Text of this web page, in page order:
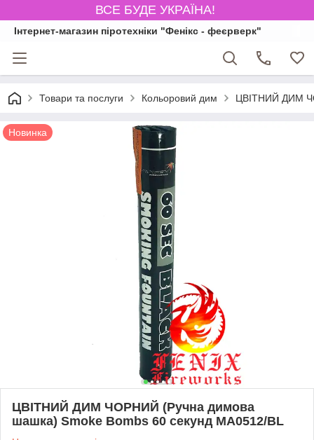
ВСЕ БУДЕ УКРАЇНА!
Інтернет-магазин піротехніки "Фенікс - феєрверк"
Товари та послуги Кольоровий дим ЦВІТНИЙ ДИМ
Новинка
ЦВІТНИЙ ДИМ ЧОРНИЙ (Ручна димова
шашка) Smoke Bombs 60 секунд MA0512/BL